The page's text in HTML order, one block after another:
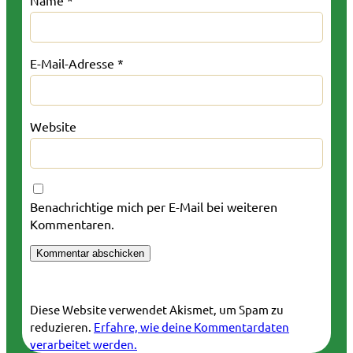
E-Mail-Adresse *
Website
Benachrichtige mich per E-Mail bei weiteren
Kommentaren.
Diese Website verwendet Akismet, um Spam zu
reduzieren. Erfahre, wie deine Kommentardaten
verarbeitet werden.